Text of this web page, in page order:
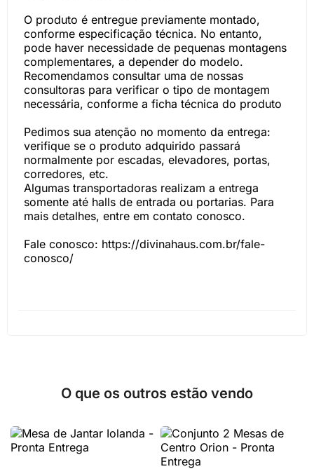
O produto é entregue previamente montado,
conforme especificação técnica. No entanto,
pode haver necessidade de pequenas montagens
complementares, a depender do modelo.
Recomendamos consultar uma de nossas
consultoras para verificar o tipo de montagem
necessária, conforme a ficha técnica do produto
Pedimos sua atenção no momento da entrega:
verifique se o produto adquirido passará
normalmente por escadas, elevadores, portas,
corredores, etc.
Algumas transportadoras realizam a entrega
somente até halls de entrada ou portarias. Para
mais detalhes, entre em contato conosco.
Fale conosco: https://divinahaus.com.br/fale-
conosco/
O que os outros estão vendo